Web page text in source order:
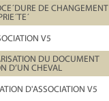
DE CHANGEMENT
V5
DU DOCUMENT
D’UN CHEVAL
D'ASSOCIATION V5